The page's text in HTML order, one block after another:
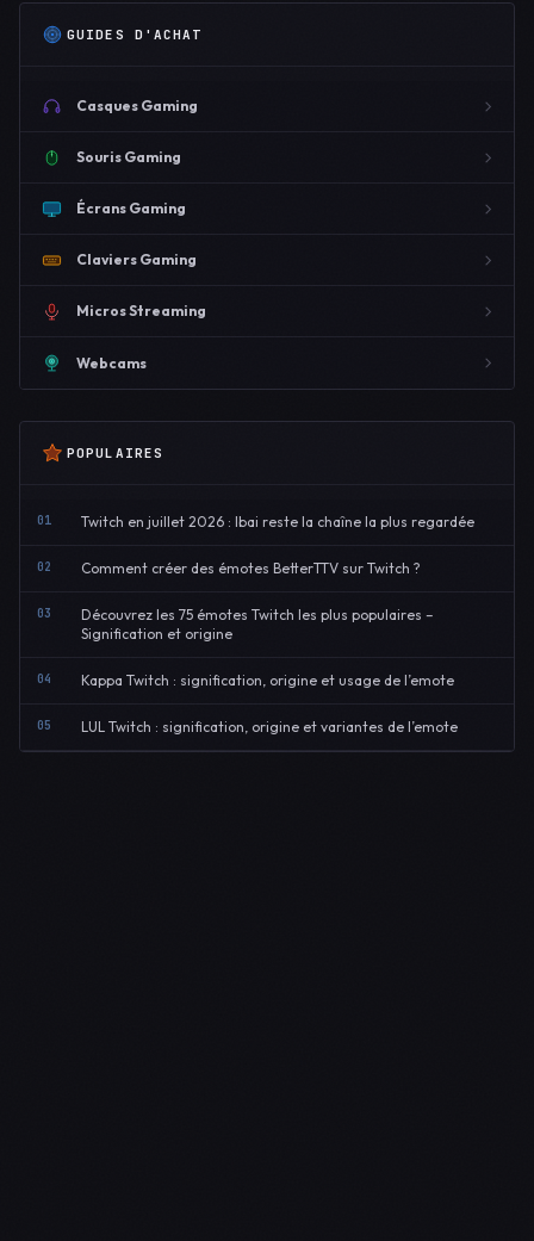
GUIDES D'ACHAT
Casques Gaming
Souris Gaming
Écrans Gaming
Claviers Gaming
Micros Streaming
Webcams
POPULAIRES
01 Twitch en juillet 2026 : Ibai reste la chaîne la plus regardée
02 Comment créer des émotes BetterTTV sur Twitch ?
03
Découvrez les 75 émotes Twitch les plus populaires –
Signification et origine
04 Kappa Twitch : signification, origine et usage de l’emote
05 LUL Twitch : signification, origine et variantes de l’emote